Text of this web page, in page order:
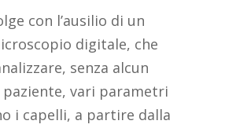
con l’ausilio di un
digitale, che
senza alcun
vari parametri
i capelli, a partire dalla